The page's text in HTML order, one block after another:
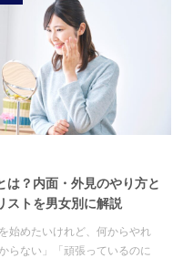
は？内面・外見のやり方と
ストを男女別に解説
始めたいけれど、何からやれ
らない」「頑張っているのに